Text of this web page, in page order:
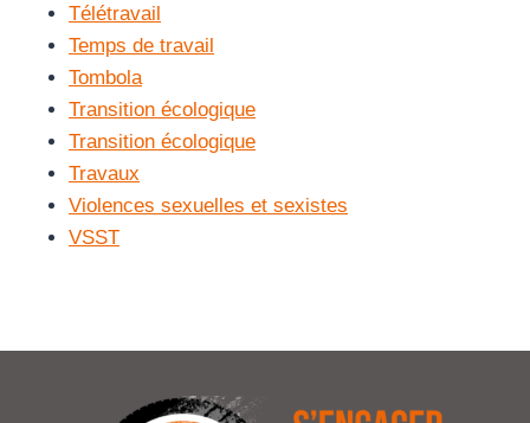
Télétravail
Temps de travail
Tombola
Transition écologique
Transition écologique
Travaux
Violences sexuelles et sexistes
VSST